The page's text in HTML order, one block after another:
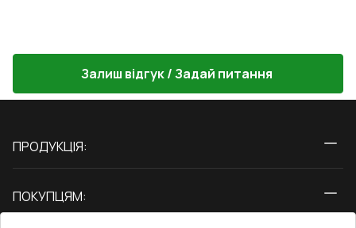
Залиш відгук / Задай питання
ПРОДУКЦІЯ:
Двері
ПОКУПЦЯМ: